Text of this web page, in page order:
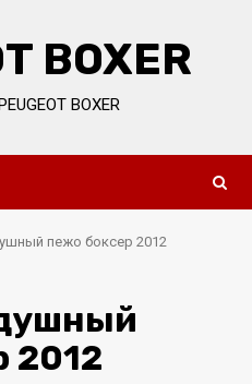
BOXER
BOXER
пежо боксер 2012
2012